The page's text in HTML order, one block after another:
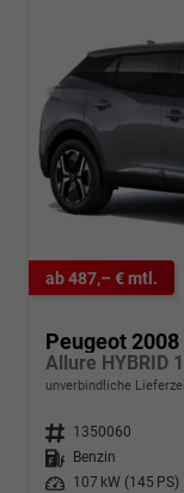
ab 487,– € mtl.
Peugeot 2008
unverbindliche
Fahrzeugnr. 1350060
Kraftstoff
Benzin
Leistung
107 kW (145 PS)